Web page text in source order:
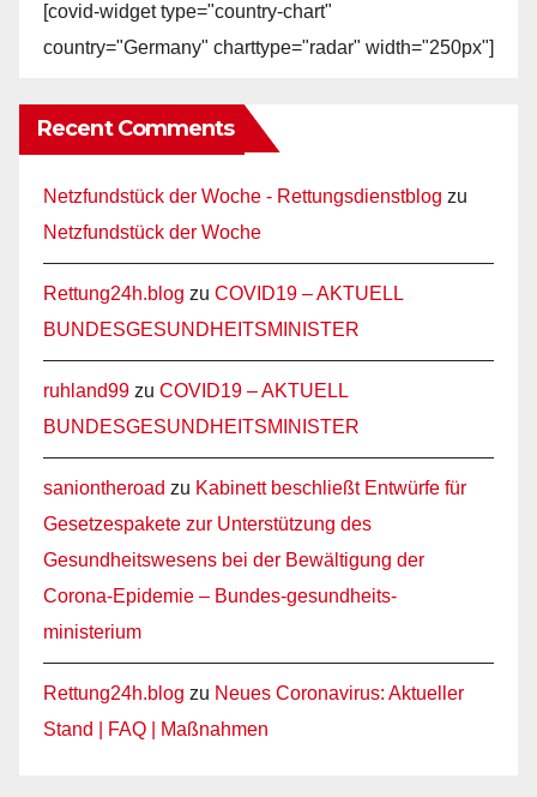
[covid-widget type="country-chart"
country="Germany" charttype="radar" width="250px"]
Recent Comments
Netzfundstück der Woche - Rettungsdienstblog zu
Netzfundstück der Woche
Rettung24h.blog zu COVID19 – AKTUELL
BUNDESGESUNDHEITSMINISTER
ruhland99 zu COVID19 – AKTUELL
BUNDESGESUNDHEITSMINISTER
saniontheroad zu Kabinett beschließt Entwürfe für
Gesetzespakete zur Unterstützung des
Gesundheitswesens bei der Bewältigung der
Corona-Epidemie – Bundes-gesundheits-
ministerium
Rettung24h.blog zu Neues Coronavirus: Aktueller
Stand | FAQ | Maßnahmen